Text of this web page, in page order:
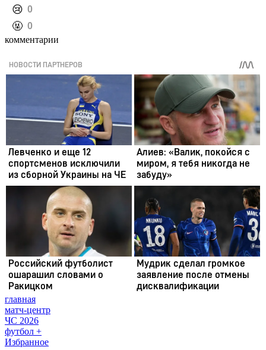
️😢 0
️🤬 0
комментарии
главная
матч-центр
ЧС 2026
футбол +
Избранное